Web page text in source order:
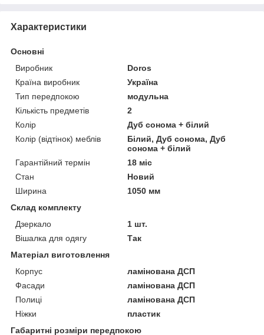
Характеристики
Основні
Виробник
Doros
Країна виробник
Україна
Тип передпокою
модульна
Кількість предметів
2
Колір
Дуб сонома + білий
Колір (відтінок) меблів
Білий, Дуб сонома, Дуб
сонома + білий
Гарантійний термін
18 міс
Стан
Новий
Ширина
1050 мм
Склад комплекту
Дзеркало
1 шт.
Вішалка для одягу
Так
Матеріал виготовлення
Корпус
ламінована ДСП
Фасади
ламінована ДСП
Полиці
ламінована ДСП
Ніжки
пластик
Габаритні розміри передпокою